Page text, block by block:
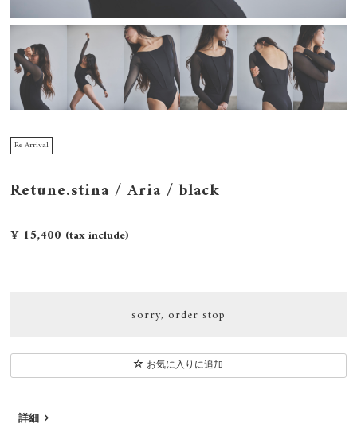
Re Arrival
Retune.stina / Aria / black
¥ 15,400 (tax include)
sorry, order stop
お気に入りに追加
詳細